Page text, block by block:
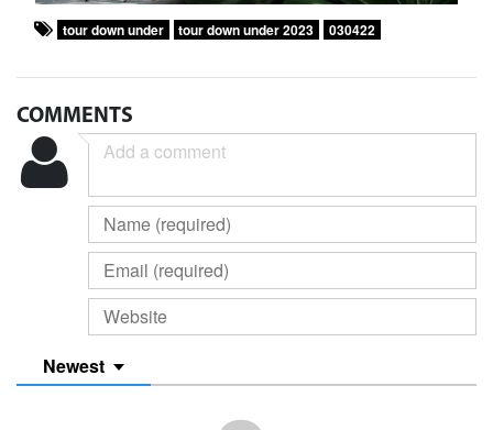
tour down under tour down under 2023 030422
COMMENTS
Newest